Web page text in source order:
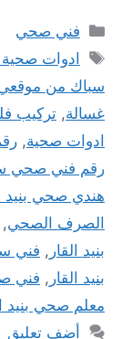
التصنيفات
فني صحي
الوسوم
ادوات صحية
سباك من
غسالة, تركيب
ادوات صحية,
رقم فني صحي
هندي صحي بنيد
الصرف الصحي,
بنيد القار , فني
بنيد القار , فني
معلم صحي بنيد
أضف تعليق